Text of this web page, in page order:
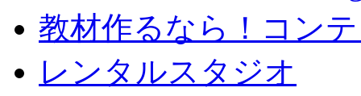
教材作るなら！コン
レンタルスタジオ